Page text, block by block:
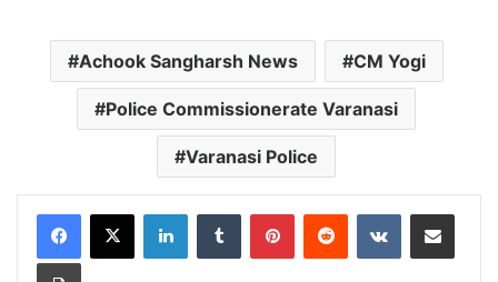
Achook Sangharsh News CM Yogi
Police Commissionerate Varanasi
Varanasi Police
LinkedInTumblr PinterestReddit VKontakteShare via Email
Print